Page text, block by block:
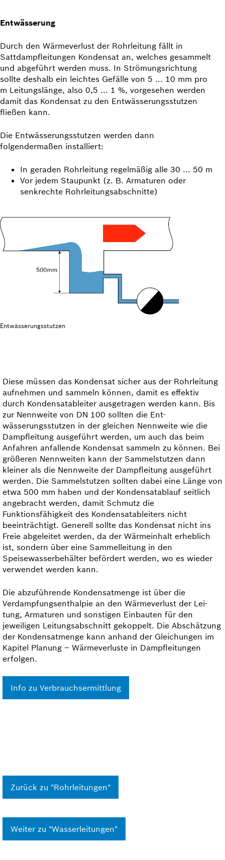
Entwässerung
Durch den Wärmeverlust der Rohrleitung fällt in
Sattdampf­leitungen Kondensat an, welches ge­sammelt
und abgeführt werden muss. In Strömungsrichtung
sollte deshalb ein leichtes Ge­fälle von 5 ... 10 mm pro
m Leitungs­länge, also 0,5 ... 1 %, vorgesehen werden
damit das Kondensat zu den Ent­wässer­ungs­stutzen
fließen kann.
Die Entwässerungsstutzen werden dann
folgendermaßen installiert:
In geraden Rohrleitung regelmäßig alle 30 ... 50 m
Vor jedem Staupunkt (z. B. Armaturen oder
senkrechte Rohr­leitungsabschnitte)
Entwässerungsstutzen
Diese müssen das Kondensat sicher aus der Rohrleitung
aufnehmen und sammeln können, damit es effektiv
durch Kondensatableiter ausgetragen werden kann. Bis
zur Nennweite von DN 100 sollten die Ent­
wässerungsstutzen in der gleichen Nennweite wie die
Dampfleitung ausgeführt werden, um auch das beim
Anfahren anfallende Kondensat sammeln zu können. Bei
größeren Nennweiten kann der Sammel­stutzen dann
kleiner als die Nennweite der Dampfleitung ausgeführt
werden. Die Sammelstutzen soll­ten da­bei eine Länge von
etwa 500 mm haben und der Kondensatablauf seitlich
angebracht werden, damit Schmutz die
Funktionsfähigkeit des Kondensatableiters nicht
beeinträchtigt. Generell sollte das Kondensat nicht ins
Freie abgeleitet werden, da der Wärmeinhalt erheblich
ist, sondern über eine Sammelleitung in den
Speisewasserbehälter befördert werden, wo es wieder
verwendet werden kann.
Die abzuführende Kondensatmenge ist über die
Verdampfungsenthalpie an den Wärmeverlust der Lei­
tung, Armaturen und sonstigen Einbauten für den
jeweiligen Leitungsabschnitt gekoppelt. Die Ab­schätzung
der Kondensatmenge kann anhand der Gleichungen im
Kapitel Planung – Wärmeverluste in Dampfleitungen
erfolgen.
Info zu Verbrauchsermittlung
Zurück zu "Rohrleitungen"
Weiter zu "Wasserleitungen"